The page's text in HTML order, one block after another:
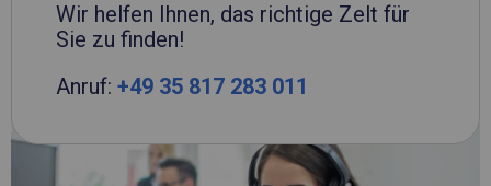
Wir helfen Ihnen, das richtige Zelt für
Sie zu finden!
Anruf: +49 35 817 283 011